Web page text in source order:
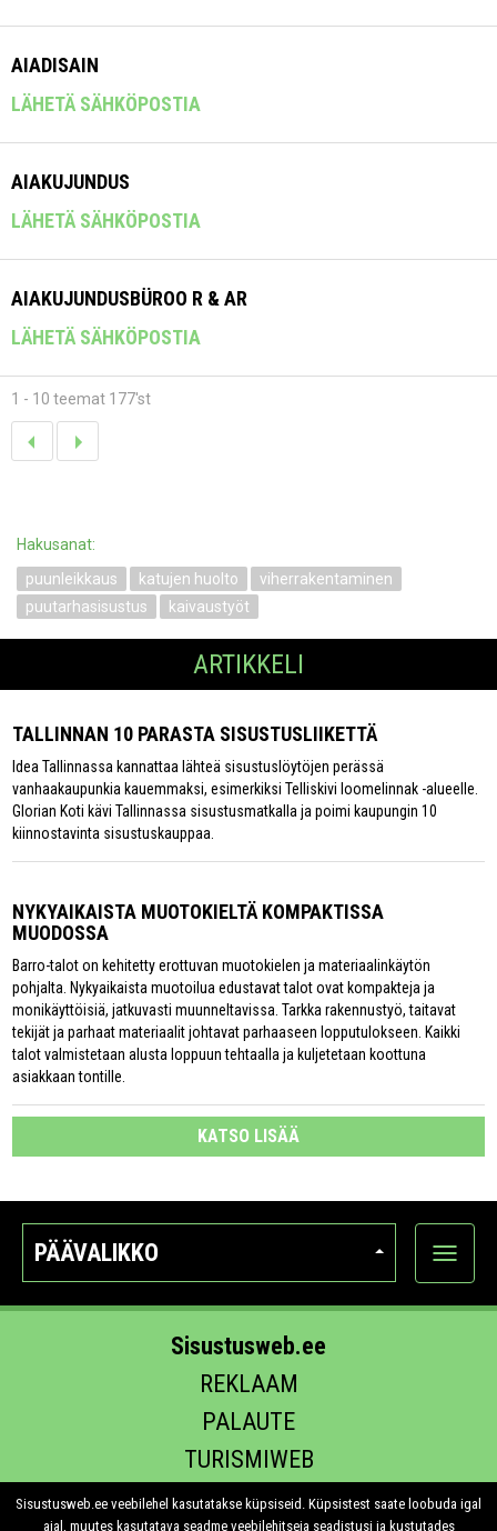
AIADISAIN
LÄHETÄ SÄHKÖPOSTIA
AIAKUJUNDUS
LÄHETÄ SÄHKÖPOSTIA
AIAKUJUNDUSBÜROO R & AR
LÄHETÄ SÄHKÖPOSTIA
1 - 10 teemat 177'st
Hakusanat:
puunleikkaus
katujen huolto
viherrakentaminen
puutarhasisustus
kaivaustyöt
ARTIKKELI
TALLINNAN 10 PARASTA SISUSTUSLIIKETTÄ
Idea Tallinnassa kannattaa lähteä sisustuslöytöjen perässä
vanhaakaupunkia kauemmaksi, esimerkiksi Telliskivi loomelinnak -alueelle.
Glorian Koti kävi Tallinnassa sisustusmatkalla ja poimi kaupungin 10
kiinnostavinta sisustuskauppaa.
NYKYAIKAISTA MUOTOKIELTÄ KOMPAKTISSA
MUODOSSA
Barro-talot on kehitetty erottuvan muotokielen ja materiaalinkäytön
pohjalta. Nykyaikaista muotoilua edustavat talot ovat kompakteja ja
monikäyttöisiä, jatkuvasti muunneltavissa. Tarkka rakennustyö, taitavat
tekijät ja parhaat materiaalit johtavat parhaaseen lopputulokseen. Kaikki
talot valmistetaan alusta loppuun tehtaalla ja kuljetetaan koottuna
asiakkaan tontille.
KATSO LISÄÄ
PÄÄVALIKKO
Näytä
Sisustusweb.ee
REKLAAM
PALAUTE
TURISMIWEB
EHITUS.EE
Sisustusweb.ee veebilehel kasutatakse küpsiseid. Küpsistest saate loobuda igal
ajal, muutes kasutatava seadme veebilehitseja seadistusi ja kustutades